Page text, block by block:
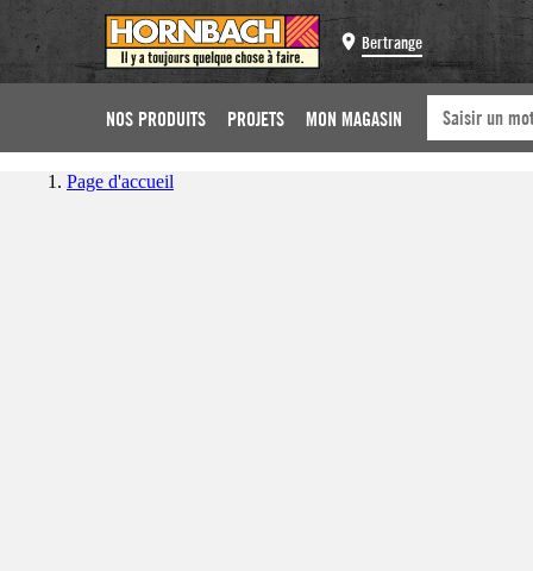
Bertrange
NOS PRODUITS PROJETS MON MAGASIN
Page d'accueil